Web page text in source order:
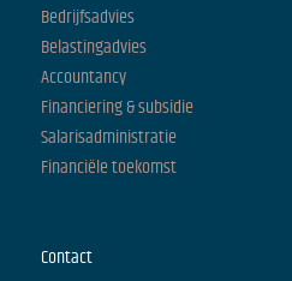
Bedrijfsadvies
Belastingadvies
Accountancy
Financiering & subsidie
Salarisadministratie
Financiële toekomst
Contact